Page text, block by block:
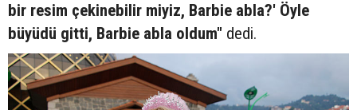
bir resim çekinebilir miyiz, Barbie abla?' Öyle
büyüdü gitti, Barbie abla oldum" dedi.